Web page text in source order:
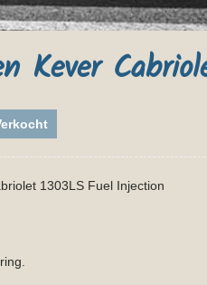
Kever
1303LS Fuel Injection